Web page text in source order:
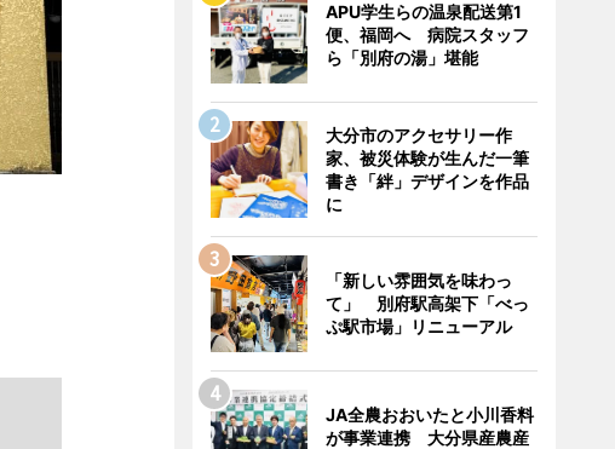
APU学生らの温泉配送第1
便、福岡へ 病院スタッフ
ら「別府の湯」堪能
大分市のアクセサリー作
家、被災体験が生んだ一筆
書き「絆」デザインを作品
に
「新しい雰囲気を味わっ
て」 別府駅高架下「べっ
ぷ駅市場」リニューアル
JA全農おおいたと小川香料
が事業連携 大分県産農産